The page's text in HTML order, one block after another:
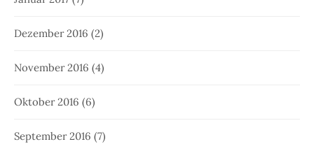
Dezember 2016 (2)
November 2016 (4)
Oktober 2016 (6)
September 2016 (7)